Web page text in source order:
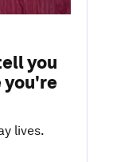
you
you're
lives.